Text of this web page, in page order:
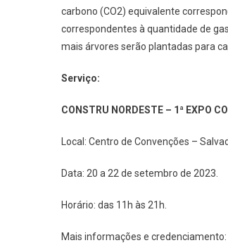
carbono (CO2) equivalente
correspondentes à quantidade de
mais árvores serão plantadas para
Serviço:
CONSTRU NORDESTE – 1ª EXPO
Local: Centro de Convenções –
Data: 20 a 22 de setembro de 2023.
Horário: das 11h às 21h.
Mais informações e credenciamento: